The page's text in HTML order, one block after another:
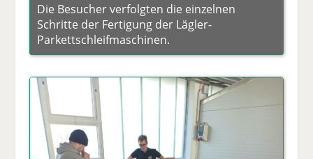
Die Besucher verfolgten die einzelnen
Schritte der Fertigung der Lägler-
Parkettschleifmaschinen.